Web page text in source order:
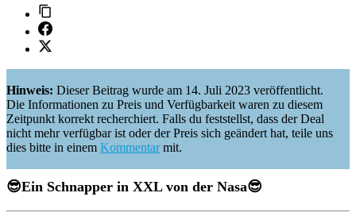
Hinweis: Dieser Beitrag wurde am 14. Juli 2023 veröffentlicht.
Die Informationen zu Preis und Verfügbarkeit waren zu diesem
Zeitpunkt korrekt recherchiert. Falls du feststellst, dass der Deal
nicht mehr verfügbar ist oder der Preis sich geändert hat, teile uns
dies bitte in einem Kommentarmit.
😎Ein Schnapper in XXL von der Nasa😎